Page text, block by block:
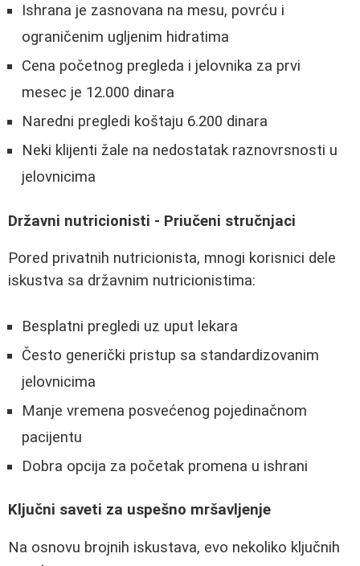
Ishrana je zasnovana na mesu, povrću i
ograničenim ugljenim hidratima
Cena početnog pregleda i jelovnika za prvi
mesec je 12.000 dinara
Naredni pregledi koštaju 6.200 dinara
Neki klijenti žale na nedostatak raznovrsnosti u
jelovnicima
Državni nutricionisti - Priučeni stručnjaci
Pored privatnih nutricionista, mnogi korisnici dele
iskustva sa državnim nutricionistima:
Besplatni pregledi uz uput lekara
Često generički pristup sa standardizovanim
jelovnicima
Manje vremena posvećenog pojedinačnom
pacijentu
Dobra opcija za početak promena u ishrani
Ključni saveti za uspešno mršavljenje
Na osnovu brojnih iskustava, evo nekoliko ključnih